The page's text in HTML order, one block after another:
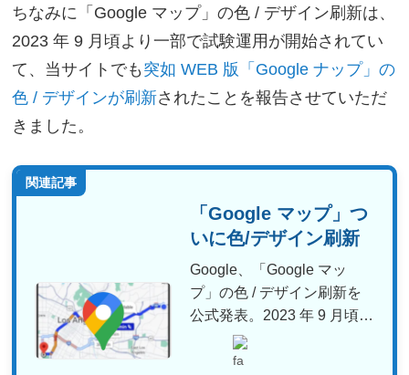
ちなみに「Google マップ」の色 / デザイン刷新は、
2023 年 9 月頃より一部で試験運用が開始されてい
て、当サイトでも 突如 WEB 版「Google ナップ」の
色 / デザインが刷新されたことを報告させていただ
きました。
関連記事
「Google マップ」つ
いに色/デザイン刷新
Google、「Google マッ
プ」の色 / デザイン刷新を
公式発表。2023 年 9 月頃よ